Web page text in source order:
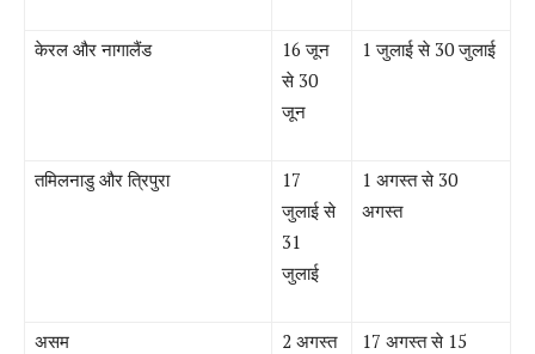
केरल और नागालैंड 16जून
से30
जून
1जुलाई से30जुलाई
तमिलनाडु और त्रिपुरा
17
जुलाई से
31
जुलाई
1 अगस्त से30
अगस्त
असम 2 अगस्त
17 अगस्त से15